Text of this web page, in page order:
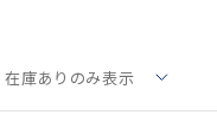
在庫ありのみ表示